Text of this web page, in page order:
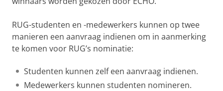
RUG-studenten en -medewerkers kunnen op twee
manieren een aanvraag indienen om in aanmerking
te komen voor RUG’s nominatie:
Studenten kunnen zelf een aanvraag indienen.
Medewerkers kunnen studenten nomineren.